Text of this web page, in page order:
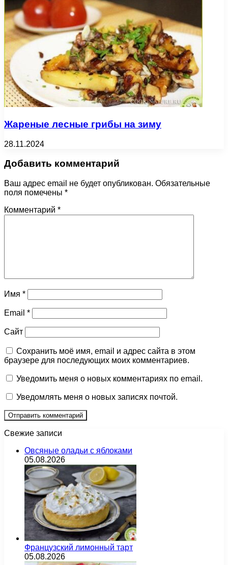
Жареные лесные грибы на зиму
28.11.2024
Добавить комментарий
Ваш адрес email не будет опубликован. Обязательные
поля помечены *
Комментарий *
Имя *
Email *
Сайт
Сохранить моё имя, email и адрес сайта в этом
браузере для последующих моих комментариев.
Уведомить меня о новых комментариях по email.
Уведомлять меня о новых записях почтой.
Свежие записи
Овсяные оладьи с яблоками
05.08.2026
Французский лимонный тарт
05.08.2026